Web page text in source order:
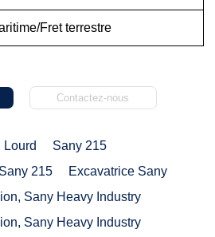
Fret terrestre
Contactez-nous
Lourd
Sany 215
215
Excavatrice Sany
Sany Heavy Industry
Sany Heavy Industry